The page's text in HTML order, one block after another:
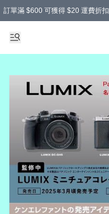
訂單滿 $600 可獲得 $20 運費折扣